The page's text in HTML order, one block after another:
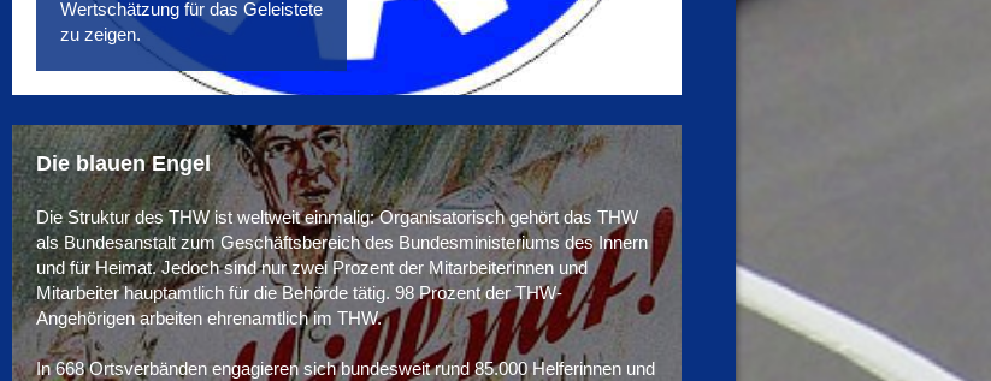
Wertschätzung für das Geleistete
zu zeigen.
Die blauen Engel
Die Struktur des THW ist weltweit einmalig: Organisatorisch gehört das THW
als Bundesanstalt zum Geschäftsbereich des Bundesministeriums des Innern
und für Heimat. Jedoch sind nur zwei Prozent der Mitarbeiterinnen und
Mitarbeiter hauptamtlich für die Behörde tätig. 98 Prozent der THW-
Angehörigen arbeiten ehrenamtlich im THW.
In 668 Ortsverbänden engagieren sich bundesweit rund 85.000 Helferinnen und